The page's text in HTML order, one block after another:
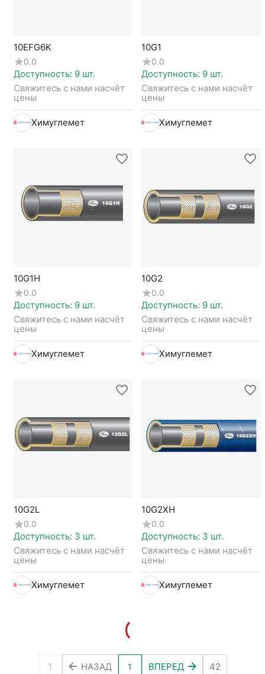
10EFG6K
0.0
Доступность: 9 шт.
Свяжитесь с нами насчёт
цены
Химуглемет
10G1
0.0
Доступность: 9 шт.
Свяжитесь с нами насчёт
цены
Химуглемет
10G1H
0.0
Доступность: 9 шт.
Свяжитесь с нами насчёт
цены
Химуглемет
10G2
0.0
Доступность: 9 шт.
Свяжитесь с нами насчёт
цены
Химуглемет
10G2L
0.0
Доступность: 3 шт.
Свяжитесь с нами насчёт
цены
Химуглемет
10G2XH
0.0
Доступность: 3 шт.
Свяжитесь с нами насчёт
цены
Химуглемет
1 НАЗАД 1 ВПЕРЕД 42